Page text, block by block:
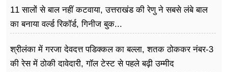
11 सालों से बाल नहीं कटवाया, उत्तराखंड की रेणु ने सबसे लंबे बाल
का बनाया वर्ल्ड रिकॉर्ड, गिनीज बुक...
श्रीलंका में गरजा देवदत्त पडिक्कल का बल्ला, शतक ठोककर नंबर-3
की रेस में ठोकी दावेदारी, गॉल टेस्ट से पहले बढ़ी उम्मीद